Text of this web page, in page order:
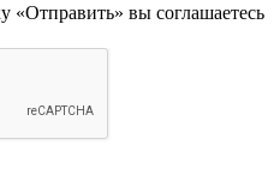
«Отправить» вы соглашаетесь